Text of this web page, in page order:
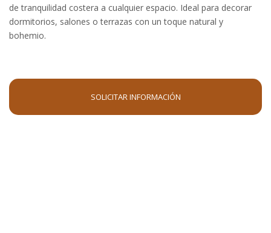
de tranquilidad costera a cualquier espacio. Ideal para decorar
dormitorios, salones o terrazas con un toque natural y
bohemio.
SOLICITAR INFORMACIÓN